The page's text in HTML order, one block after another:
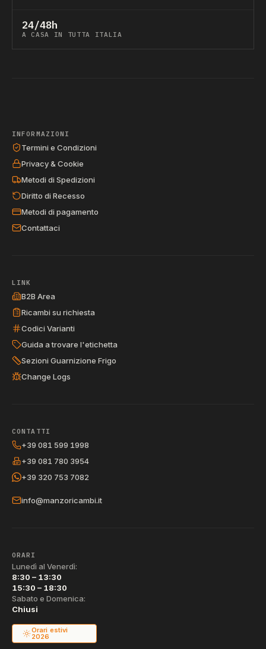
24/48h
A CASA IN TUTTA ITALIA
INFORMAZIONI
Termini e Condizioni
Privacy & Cookie
Metodi di Spedizioni
Diritto di Recesso
Metodi di pagamento
Contattaci
LINK
B2B Area
Ricambi su richiesta
Codici Varianti
Guida a trovare l'etichetta
Sezioni Guarnizione Frigo
Change Logs
CONTATTI
+39 081 599 1998
+39 081 780 3954
+39 320 753 7082
info@manzoricambi.it
ORARI
Lunedì al Venerdì:
8:30 – 13:30
15:30 – 18:30
Sabato e Domenica:
Chiusi
Orari estivi
2026